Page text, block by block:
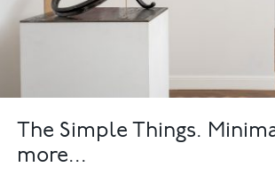
The Simple Things.
more...